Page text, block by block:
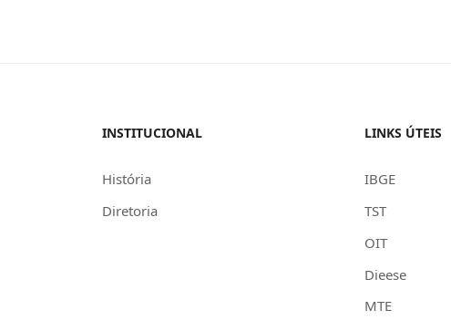
INSTITUCIONAL
História
Diretoria
LINKS ÚTEIS
IBGE
TST
OIT
Dieese
MTE